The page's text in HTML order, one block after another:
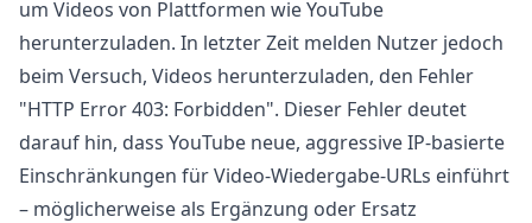
um Videos von Plattformen wie YouTube
herunterzuladen. In letzter Zeit melden Nutzer jedoch
beim Versuch, Videos herunterzuladen, den Fehler
"HTTP Error 403: Forbidden". Dieser Fehler deutet
darauf hin, dass YouTube neue, aggressive IP-basierte
Einschränkungen für Video-Wiedergabe-URLs einführt
– möglicherweise als Ergänzung oder Ersatz